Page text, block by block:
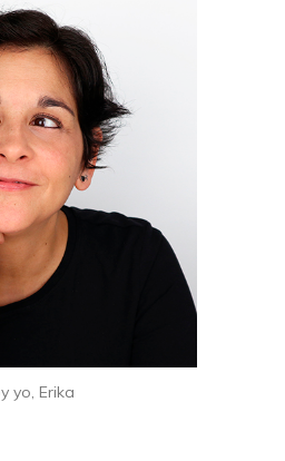
yo, Erika